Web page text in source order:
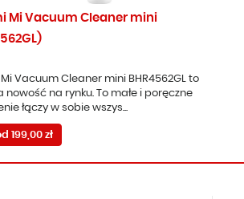
Mi Vacuum Cleaner mini
Vacuum Cleaner mini BHR4562GL to
nowość na rynku. To małe i poręczne
łączy w sobie wszys...
199,00 zł